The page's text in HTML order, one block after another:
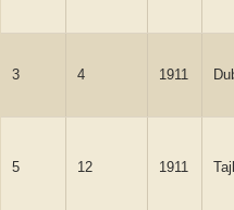
3 4 1911
5 12 1911